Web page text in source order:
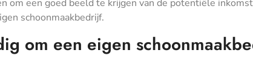
om een goed beeld te krijgen van de potentiële
schoonmaakbedrijf.
om een eigen